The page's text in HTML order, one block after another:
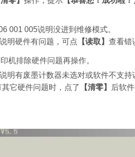
001 005说明没进到维修模式。
明硬件有问题，可点 【读取】 查看错
机排除硬件问题再操作。
明有废墨计数器未选对或软件不支持
它硬件问题时，点了
【清零】 后软